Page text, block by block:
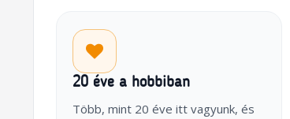
20 éve a hobbiban
Több, mint 20 éve itt vagyunk, és